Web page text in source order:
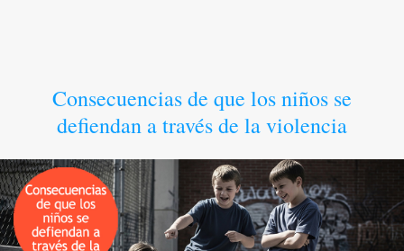
Consecuencias de que los niños se
defiendan a través de la violencia